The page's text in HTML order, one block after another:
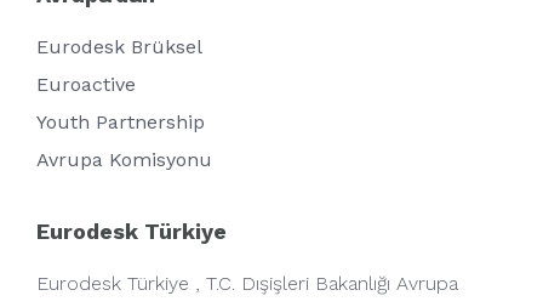
Eurodesk Brüksel
Euroactive
Youth Partnership
Avrupa Komisyonu
Eurodesk Türkiye
Eurodesk Türkiye , T.C. Dışişleri Bakanlığı Avrupa